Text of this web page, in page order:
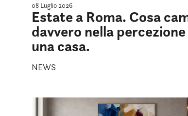
08 Luglio 2026
Estate a Roma. Cosa
davvero nella
una casa.
NEWS